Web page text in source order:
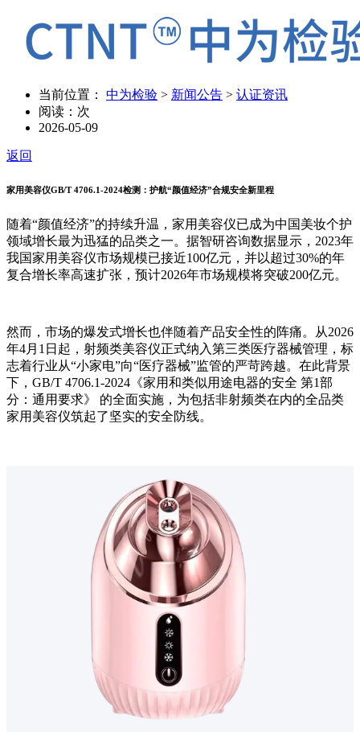
当前位置： 中为检验 > 新闻公告 > 认证资讯
阅读： 次
2026-05-09
返回
家用美容仪GB/T 4706.1-2024检测：护航“颜值经济”合规安全新里程
随着“颜值经济”的持续升温，家用美容仪已成为中国美妆个护
领域增长最为迅猛的品类之一。据智研咨询数据显示，2023年
我国家用美容仪市场规模已接近100亿元，并以超过30%的年
复合增长率高速扩张，预计2026年市场规模将突破200亿元。
然而，市场的爆发式增长也伴随着产品安全性的阵痛。从2026
年4月1日起，射频类美容仪正式纳入第三类医疗器械管理，标
志着行业从“小家电”向“医疗器械”监管的严苛跨越。在此背景
下，GB/T 4706.1-2024《家用和类似用途电器的安全 第1部
分：通用要求》 的全面实施，为包括非射频类在内的全品类
家用美容仪筑起了坚实的安全防线。